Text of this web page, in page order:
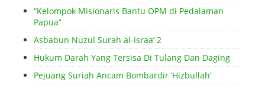
“Kelompok Misionaris Bantu OPM di Pedalaman
Papua”
Asbabun Nuzul Surah al-Israa’ 2
Hukum Darah Yang Tersisa Di Tulang Dan Daging
Pejuang Suriah Ancam Bombardir ‘Hizbullah’